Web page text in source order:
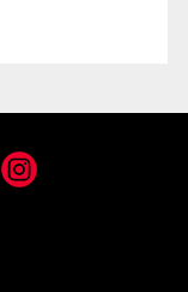
Instagram